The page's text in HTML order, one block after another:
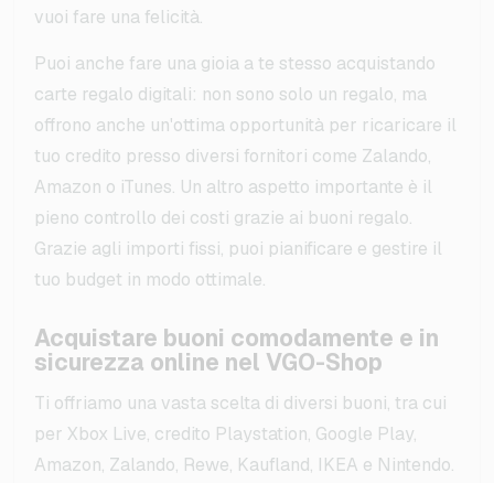
vuoi fare una felicità.
Puoi anche fare una gioia a te stesso acquistando
carte regalo digitali: non sono solo un regalo, ma
offrono anche un'ottima opportunità per ricaricare il
tuo credito presso diversi fornitori come Zalando,
Amazon o iTunes. Un altro aspetto importante è il
pieno controllo dei costi grazie ai buoni regalo.
Grazie agli importi fissi, puoi pianificare e gestire il
tuo budget in modo ottimale.
Acquistare buoni comodamente e in
sicurezza online nel VGO-Shop
Ti offriamo una vasta scelta di diversi buoni, tra cui
per Xbox Live, credito Playstation, Google Play,
Amazon, Zalando, Rewe, Kaufland, IKEA e Nintendo.